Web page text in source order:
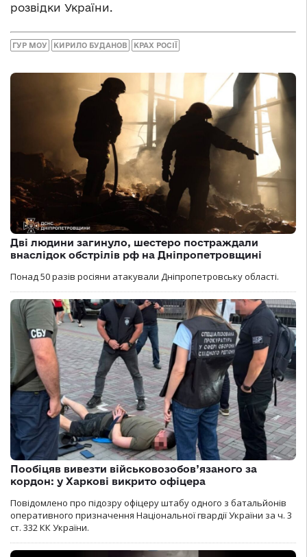
розвідки України.
ГУР МОУ КИРИЛО БУДАНОВ КРАХ РОСІЇ
Дві людини загинуло, шестеро постраждали
внаслідок обстрілів рф на Дніпропетровщині
Понад 50 разів росіяни атакували Дніпропетровську області.
Пообіцяв вивезти військовозобов’язаного за
кордон: у Харкові викрито офіцера
Повідомлено про підозру офіцеру штабу одного з батальйонів
оперативного призначення Національної гвардії України за ч. 3
ст. 332 КК України.